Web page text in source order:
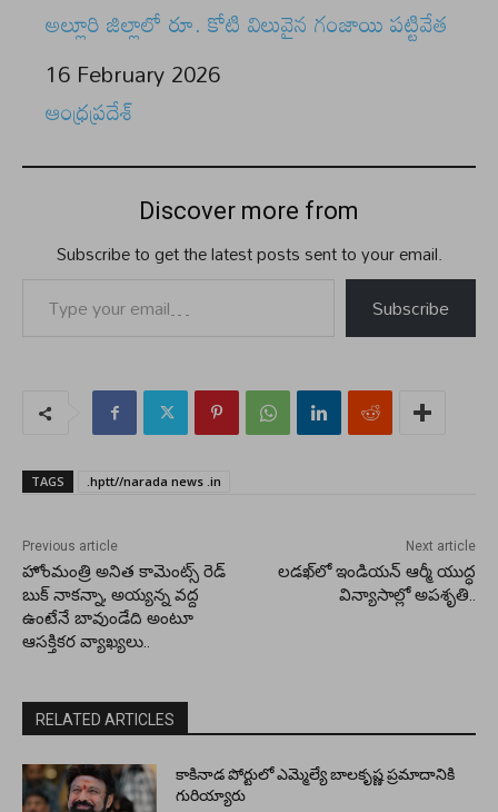
అల్లూరి జిల్లాలో రూ. కోటి విలువైన గంజాయి పట్టివేత
Date
16 February 2026
In relation to
ఆంధ్రప్రదేశ్
Discover more from
Subscribe to get the latest posts sent to your email.
Subscribe
TAGS .hptt//narada news .in
Previous article
హోంమంత్రి అనిత కామెంట్స్ రెడ్
బుక్ నాకన్నా, అయ్యన్న వద్ద
ఉంటేనే బావుండేది అంటూ
ఆసక్తికర వ్యాఖ్యలు..
Next article
లడఖ్⁬లో ఇండియన్ ఆర్మీ యుద్ధ
విన్యాసాల్లో అపశృతి..
RELATED ARTICLES
కాకినాడ పోర్టులో ఎమ్మెల్యే బాలకృష్ణ ప్రమాదానికి
గురియ్యారు